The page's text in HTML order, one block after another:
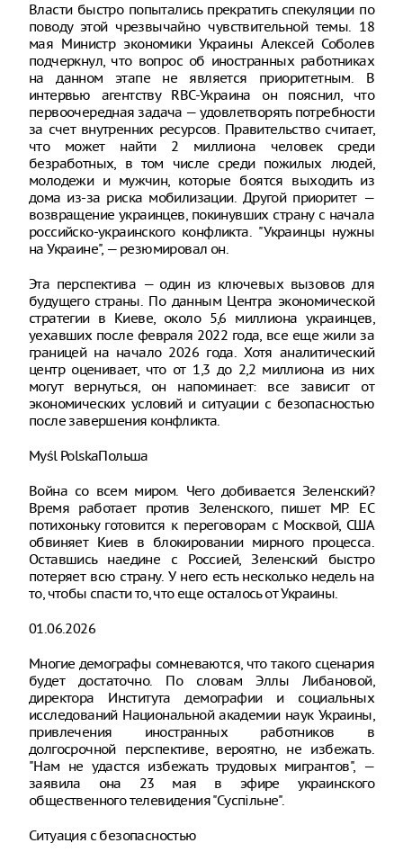
Власти быстро попытались прекратить спекуляции по
поводу этой чрезвычайно чувствительной темы. 18
мая Министр экономики Украины Алексей Соболев
подчеркнул, что вопрос об иностранных работниках
на данном этапе не является приоритетным. В
интервью агентству RBC-Украина он пояснил, что
первоочередная задача — удовлетворять потребности
за счет внутренних ресурсов. Правительство считает,
что может найти 2 миллиона человек среди
безработных, в том числе среди пожилых людей,
молодежи и мужчин, которые боятся выходить из
дома из-за риска мобилизации. Другой приоритет —
возвращение украинцев, покинувших страну с начала
российско-украинского конфликта. "Украинцы нужны
на Украине", — резюмировал он.
Эта перспектива — один из ключевых вызовов для
будущего страны. По данным Центра экономической
стратегии в Киеве, около 5,6 миллиона украинцев,
уехавших после февраля 2022 года, все еще жили за
границей на начало 2026 года. Хотя аналитический
центр оценивает, что от 1,3 до 2,2 миллиона из них
могут вернуться, он напоминает: все зависит от
экономических условий и ситуации с безопасностью
после завершения конфликта.
Myśl PolskaПольша
Война со всем миром. Чего добивается Зеленский?
Время работает против Зеленского, пишет MP. ЕС
потихоньку готовится к переговорам с Москвой, США
обвиняет Киев в блокировании мирного процесса.
Оставшись наедине с Россией, Зеленский быстро
потеряет всю страну. У него есть несколько недель на
то, чтобы спасти то, что еще осталось от Украины.
01.06.2026
Многие демографы сомневаются, что такого сценария
будет достаточно. По словам Эллы Либановой,
директора Института демографии и социальных
исследований Национальной академии наук Украины,
привлечения иностранных работников в
долгосрочной перспективе, вероятно, не избежать.
"Нам не удастся избежать трудовых мигрантов", —
заявила она 23 мая в эфире украинского
общественного телевидения "Суспільне".
Ситуация с безопасностью